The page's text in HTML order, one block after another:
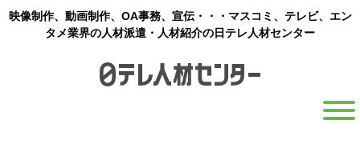
映像制作、動画制作、OA事務、宣伝・・・マスコミ、テレビ、エン
タメ業界の人材派遣・人材紹介の日テレ人材センター